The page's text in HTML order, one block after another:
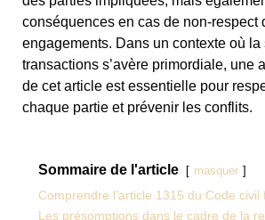
conséquences en cas de non-respect
engagements. Dans un contexte où la
transactions s’avère primordiale, une
de cet article est essentielle pour
chaque partie et prévenir les conflits.
Sommaire de l'article masquer
Comprendre l’article 1315 du Code civil
Les présomptions dans le cadre de la